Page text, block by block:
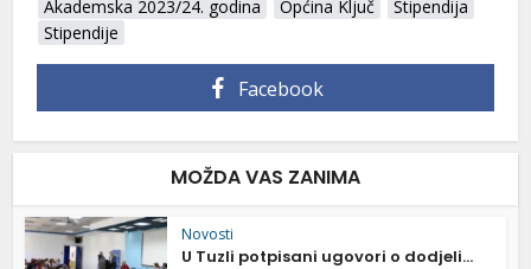
Akademska 2023/24. godina Općina Ključ
Stipendija
Stipendije
Facebook
MOŽDA VAS ZANIMA
Novosti
U Tuzli potpisani ugovori o dodjeli...